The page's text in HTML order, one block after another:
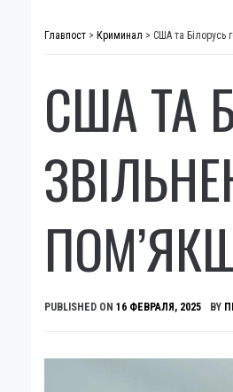
Главпост > Криминал > США та Білорусь
США ТА
PUBLISHED ON 16 ФЕВРАЛЯ, 2025 BY